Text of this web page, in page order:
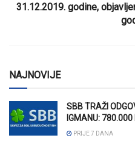
31.12.2019. godine,
NAJNOVIJE
SBB TRAŽI
IGMANU:
PRIJE 7 DANA